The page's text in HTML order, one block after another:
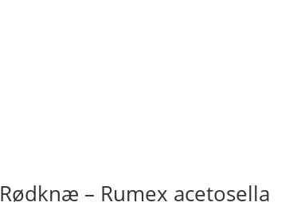
Rødknæ – Rumex acetosella